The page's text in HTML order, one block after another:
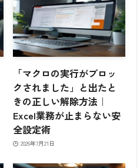
「マクロの実行がブロッ
クされました」と出たと
きの正しい解除方法｜
Excel業務が止まらない安
全設定術
2026年7月21日